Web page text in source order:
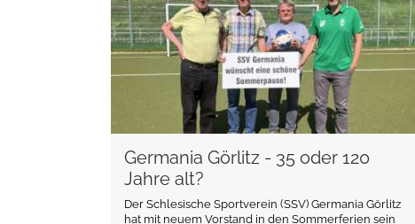
Germania Görlitz - 35 oder 120
Jahre alt?
Der Schlesische Sportverein (SSV) Germania Görlitz
hat mit neuem Vorstand in den Sommerferien sein